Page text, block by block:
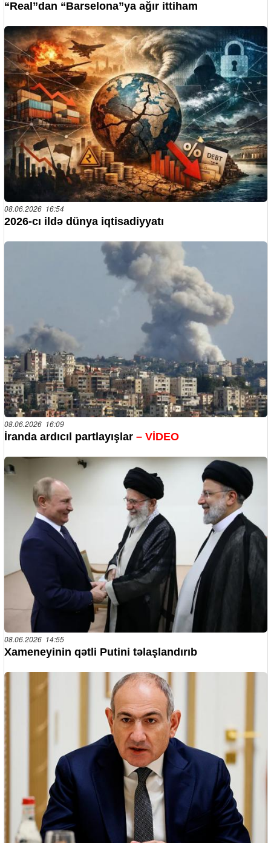
“Real”dan “Barselona”ya ağır ittiham
08.06.2026 16:54
2026-cı ildə dünya iqtisadiyyatı
08.06.2026 16:09
İranda ardıcıl partlayışlar – VİDEO
08.06.2026 14:55
Xameneyinin qətli Putini təlaşlandırıb